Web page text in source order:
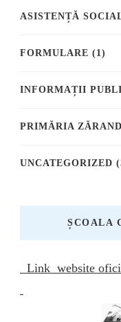
ASISTENȚĂ
FORMULARE (1)
INFORMAȚII
PRIMĂRIA ZĂRAND
UNCATEGORIZED
ȘCOALA
Link website